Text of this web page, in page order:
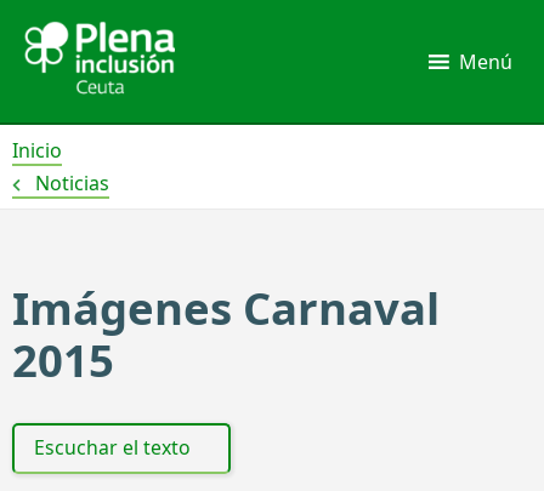
contenido
Menú
Inicio
Noticias
Imágenes Carnaval
2015
Escuchar el texto